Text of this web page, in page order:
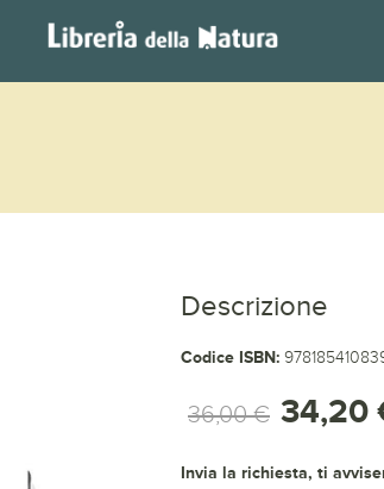
Descrizione
Codice ISBN:
36,00 € 34,20
Invia la richiesta, ti